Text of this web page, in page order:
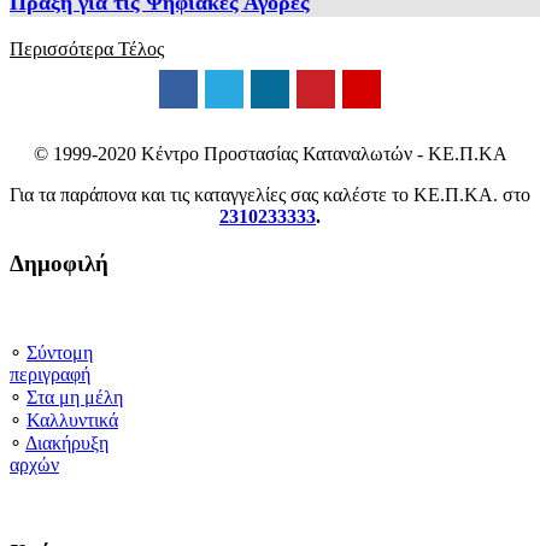
Περισσότερα Τέλος
© 1999-2020 Κέντρο Προστασίας Καταναλωτών - ΚΕ.Π.ΚΑ
Για τα παράπονα και τις καταγγελίες σας καλέστε το ΚΕ.Π.ΚΑ. στο
2310233333.
Δημοφιλή
∘ Σύντομη
περιγραφή
∘ Στα μη μέλη
∘ Καλλυντικά
∘ Διακήρυξη
αρχών